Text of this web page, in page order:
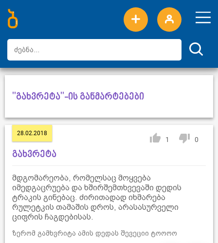
ახალი სიტყვები
ტოპ სიტყვები
დღის ტოპ სიტყვები
ტოპ მომხმარებლები
"გახვრეტა"-ის განმარტებები
28.02.2018
1 0
გახვრეტა
მდგომარეობა, რომელსაც მოყვება
იმედგაცრუება და ხშირშემთხვევაში დედის
ტრაკის გინებაც. ძირითადად იხმარება
რულეტკის თამაშის დროს, არასასურველი
ციფრის ჩაგდებისას.
ზერომ გამხვრიტა ამის დედას შევეციი ტოოოო